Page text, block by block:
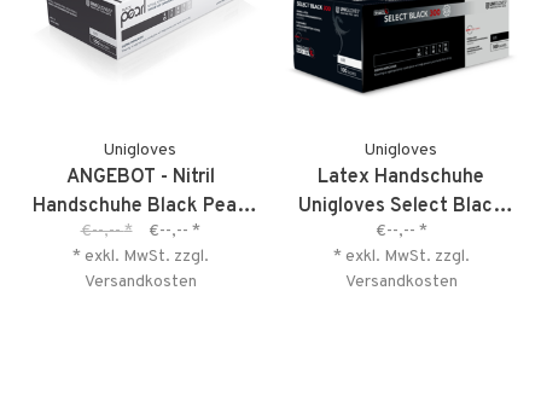
Unigloves
ANGEBOT - Nitril
Handschuhe Black Pearl
Gr. S - kurzes MHD 04-
2027
€--,--* €--,-- *
* exkl. MwSt. zzgl.
Versandkosten
Unigloves
Latex Handschuhe
Unigloves Select Black
300
€--,-- *
* exkl. MwSt. zzgl.
Versandkosten